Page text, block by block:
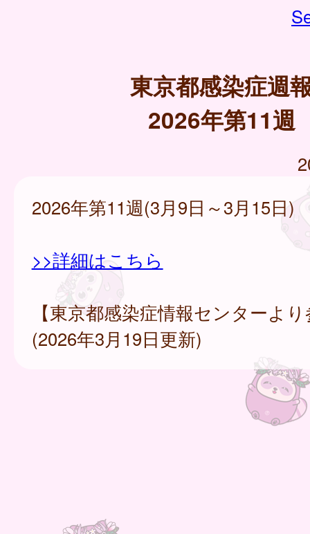
東京都感染症週
2026年第11週
2026年第11週(3月9日～3月15日)
>>詳細はこちら
【東京都感染症情報センターよ
(2026年3月19日更新)